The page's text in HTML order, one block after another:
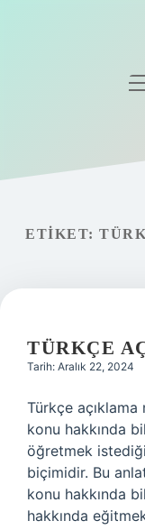
Gizlilik
Yasal Uyarı
Hakkımızda
ETIKET:
TÜRKÇE
Tarih: Aralık 22, 2024
Türkçe
konu hakkında
öğretmek
biçimidir. Bu
konu hakkında
hakkında